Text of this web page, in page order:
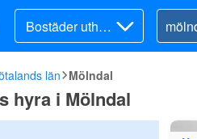
Bostäder uthyre
s
län Mölndal
hyra i Mölndal